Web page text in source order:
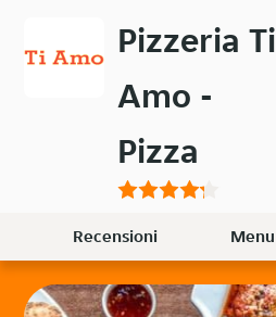
contenuto
Pizzeria Ti
Amo -
Pizza
Recensioni Menu